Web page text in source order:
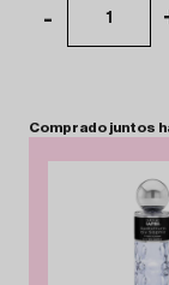
- 1
Comprado juntos